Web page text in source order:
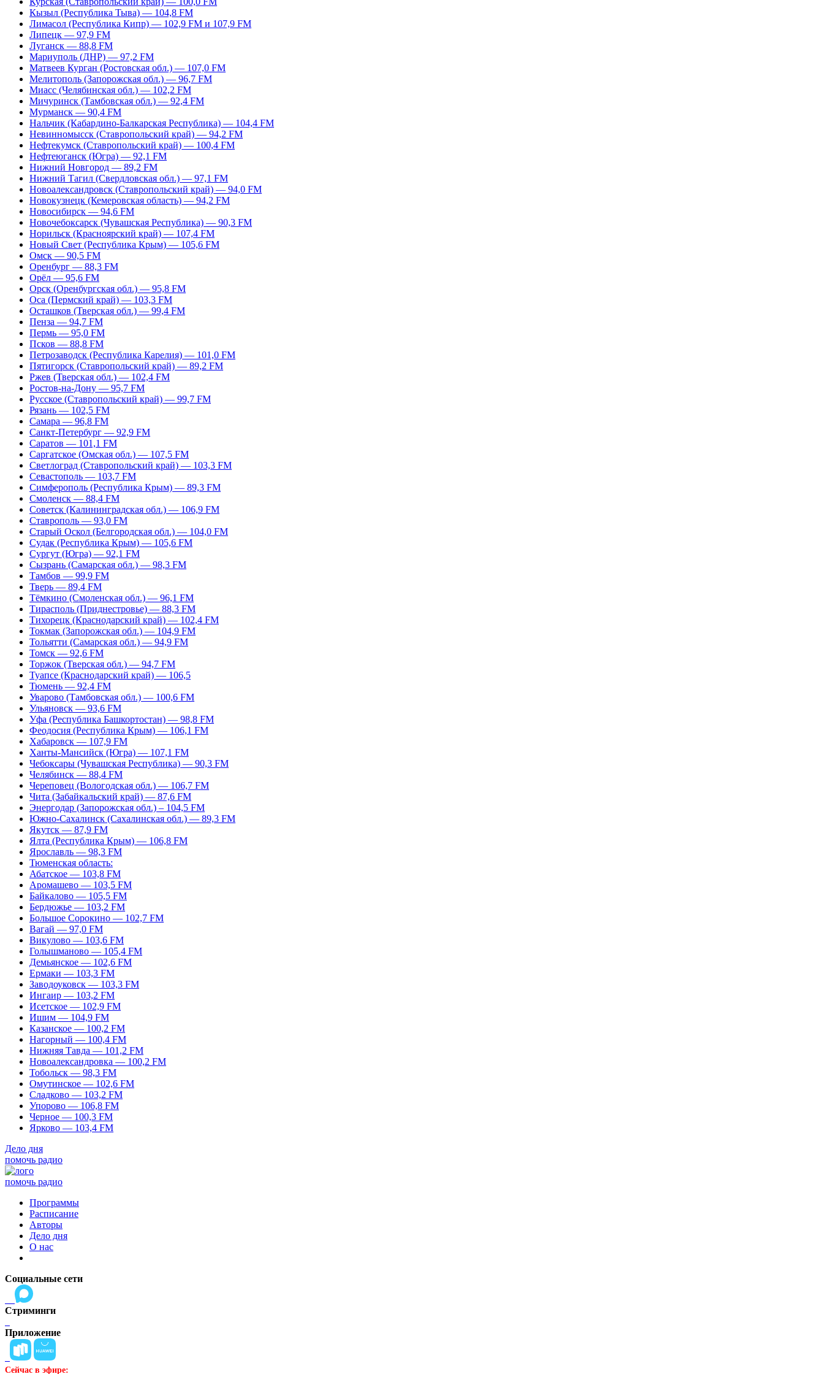
Кызыл (Республика Тыва) — 104,8 FM
Лимасол (Республика Кипр) — 102,9 FM и 107,9 FM
Липецк — 97,9 FM
Луганск — 88,8 FM
Мариуполь (ДНР) — 97,2 FM
Матвеев Курган (Ростовская обл.) — 107,0 FM
Мелитополь (Запорожская обл.) — 96,7 FM
Миасс (Челябинская обл.) — 102,2 FM
Мичуринск (Тамбовская обл.) — 92,4 FM
Мурманск — 90,4 FM
Нальчик (Кабардино-Балкарская Республика) — 104,4 FM
Невинномысск (Ставропольский край) — 94,2 FM
Нефтекумск (Ставропольский край) — 100,4 FM
Нефтеюганск (Югра) — 92,1 FM
Нижний Новгород — 89,2 FM
Нижний Тагил (Свердловская обл.) — 97,1 FM
Новоалександровск (Ставропольский край) — 94,0 FM
Новокузнецк (Кемеровская область) — 94,2 FM
Новосибирск — 94,6 FM
Новочебоксарск (Чувашская Республика) — 90,3 FM
Норильск (Красноярский край) — 107,4 FM
Новый Свет (Республика Крым) — 105,6 FM
Омск — 90,5 FM
Оренбург — 88,3 FM
Орёл — 95,6 FM
Орск (Оренбургская обл.) — 95,8 FM
Оса (Пермский край) — 103,3 FM
Осташков (Тверская обл.) — 99,4 FM
Пенза — 94,7 FM
Пермь — 95,0 FM
Псков — 88,8 FM
Петрозаводск (Республика Карелия) — 101,0 FM
Пятигорск (Ставропольский край) — 89,2 FM
Ржев (Тверская обл.) — 102,4 FM
Ростов-на-Дону — 95,7 FM
Русское (Ставропольский край) — 99,7 FM
Рязань — 102,5 FM
Самара — 96,8 FM
Санкт-Петербург — 92,9 FM
Саратов — 101,1 FM
Саргатское (Омская обл.) — 107,5 FM
Светлоград (Ставропольский край) — 103,3 FM
Севастополь — 103,7 FM
Симферополь (Республика Крым) — 89,3 FM
Смоленск — 88,4 FM
Советск (Калининградская обл.) — 106,9 FM
Ставрополь — 93,0 FM
Старый Оскол (Белгородская обл.) — 104,0 FM
Судак (Республика Крым) — 105,6 FM
Сургут (Югра) — 92,1 FM
Сызрань (Самарская обл.) — 98,3 FM
Тамбов — 99,9 FM
Тверь — 89,4 FM
Тёмкино (Смоленская обл.) — 96,1 FM
Тирасполь (Приднестровье) — 88,3 FM
Тихорецк (Краснодарский край) — 102,4 FM
Токмак (Запорожская обл.) — 104,9 FM
Тольятти (Самарская обл.) — 94,9 FM
Томск — 92,6 FM
Торжок (Тверская обл.) — 94,7 FM
Туапсе (Краснодарский край) — 106,5
Тюмень — 92,4 FM
Уварово (Тамбовская обл.) — 100,6 FM
Ульяновск — 93,6 FM
Уфа (Республика Башкортостан) — 98,8 FM
Феодосия (Республика Крым) — 106,1 FM
Хабаровск — 107,9 FM
Ханты-Мансийск (Югра) — 107,1 FM
Чебоксары (Чувашская Республика) — 90,3 FM
Челябинск — 88,4 FM
Череповец (Вологодская обл.) — 106,7 FM
Чита (Забайкальский край) — 87,6 FM
Энергодар (Запорожская обл.) – 104,5 FM
Южно-Сахалинск (Сахалинская обл.) — 89,3 FM
Якутск — 87,9 FM
Ялта (Республика Крым) — 106,8 FM
Ярославль — 98,3 FM
Тюменская область:
Абатское — 103,8 FM
Аромашево — 103,5 FM
Байкалово — 105,5 FM
Бердюжье — 103,2 FM
Большое Сорокино — 102,7 FM
Вагай — 97,0 FM
Викулово — 103,6 FM
Голышманово — 105,4 FM
Демьянское — 102,6 FM
Ермаки — 103,3 FM
Заводоуковск — 103,3 FM
Ингаир — 103,2 FM
Исетское — 102,9 FM
Ишим — 104,9 FM
Казанское — 100,2 FM
Нагорный — 100,4 FM
Нижняя Тавда — 101,2 FM
Новоалександровка — 100,2 FM
Тобольск — 98,3 FM
Омутинское — 102,6 FM
Сладково — 103,2 FM
Упорово — 106,8 FM
Черное — 100,3 FM
Ярково — 103,4 FM
Дело дня
помочь радио
помочь радио
Программы
Расписание
Авторы
Дело дня
О нас
Социальные сети
Стриминги
Приложение
Сейчас в эфире: